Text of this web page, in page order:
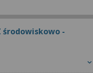
środowiskowo -